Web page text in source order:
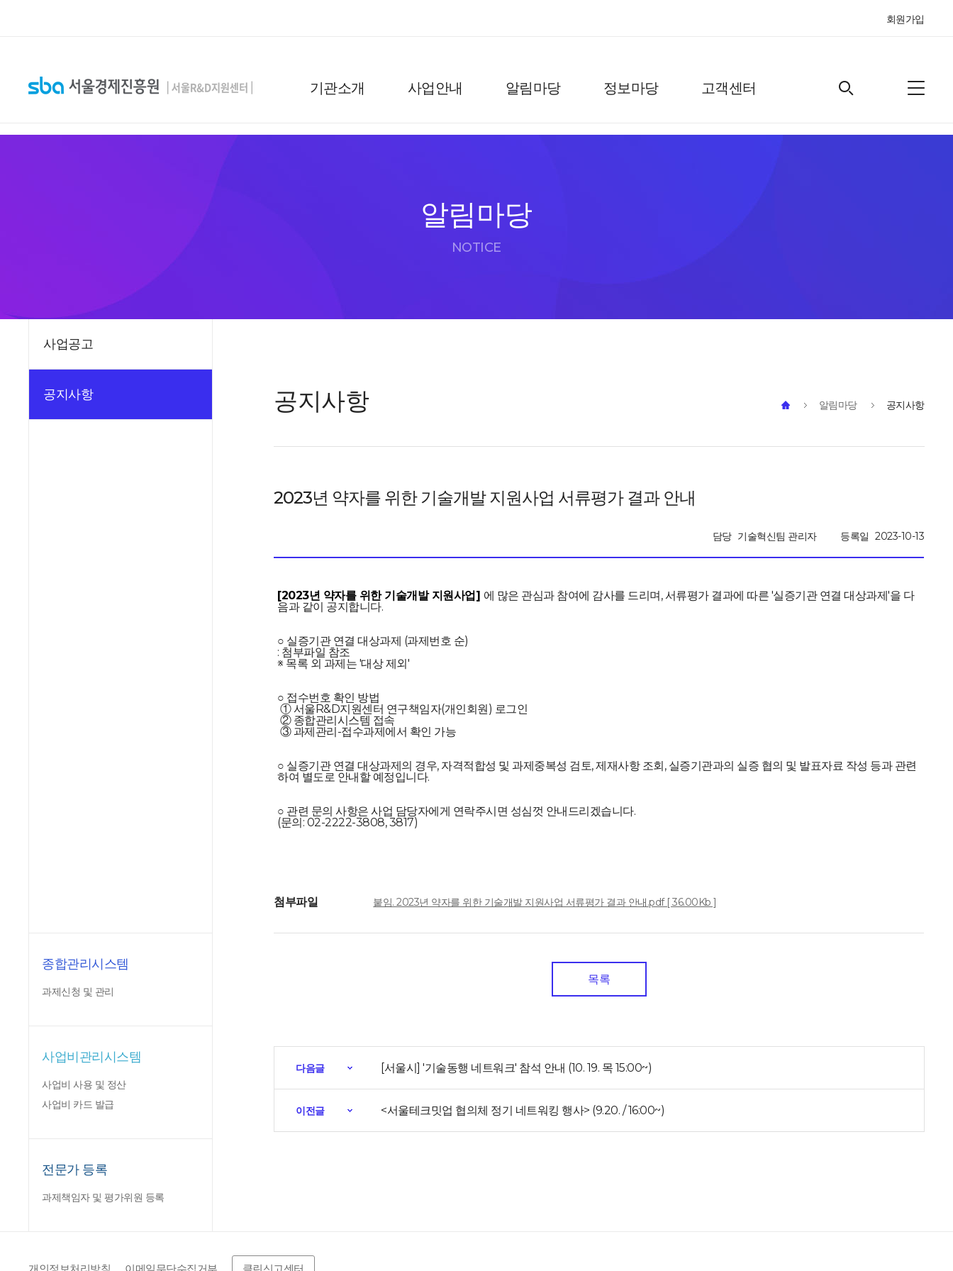
회원가입
기관소개 사업안내 알림마당 정보마당 고객센터
알림마당
NOTICE
사업공고
공지사항
종합관리시스템
과제신청 및 관리
사업비관리시스템
사업비 사용 및 정산
사업비 카드 발급
전문가 등록
과제책임자 및 평가위원 등록
공지사항 알림마당 공지사항
2023년 약자를 위한 기술개발 지원사업 서류평가 결과 안내
담당 기술혁신팀 관리자 등록일 2023-10-13
[2023년 약자를 위한 기술개발 지원사업] 에 많은 관심과 참여에 감사를 드리며, 서류평가 결과에 따른 '실증기관 연결 대상과제'을 다
음과 같이 공지합니다.
○ 실증기관 연결 대상과제 (과제번호 순)
: 첨부파일 참조
※ 목록 외 과제는 '대상 제외'
○ 접수번호 확인 방법
① 서울R&D지원센터 연구책임자(개인회원) 로그인
② 종합관리시스템 접속
③ 과제관리-접수과제에서 확인 가능
○ 실증기관 연결 대상과제의 경우, 자격적합성 및 과제중복성 검토, 제재사항 조회, 실증기관과의 실증 협의 및 발표자료 작성 등과 관련
하여 별도로 안내할 예정입니다.
○ 관련 문의 사항은 사업 담당자에게 연락주시면 성심껏 안내드리겠습니다.
(문의: 02-2222-3808, 3817)
첨부파일 붙임. 2023년 약자를 위한 기술개발 지원사업 서류평가 결과 안내.pdf [ 36.00Kb ]
목록
다음글 [서울시] '기술동행 네트워크' 참석 안내 (10. 19. 목 15:00~)
이전글 <서울테크밋업 협의체 정기 네트워킹 행사> (9.20. / 16:00~)